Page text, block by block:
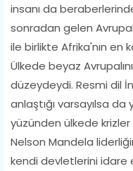
insanı da
sonradan gelen
ile birlikte Afrika'nın en
Ülkede beyaz
düzeydeydi. Resmi dil
anlaştığı varsayılsa da
yüzünden ülkede krizler
Nelson Mandela
kendi devletlerini idare